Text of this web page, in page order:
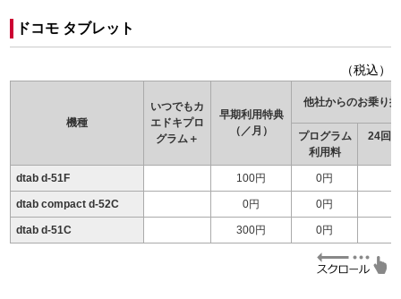
ドコモ タブレット
（税込）
機種
いつでもカ
エドキプロ
グラム＋
早期利用特典
（／月）
他社からのお乗り
プログラム
利用料
24回
dtab d-51F 100円 0円
dtab compact d-52C 0円 0円
dtab d-51C 300円 0円